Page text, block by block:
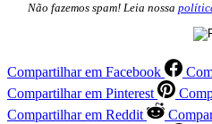
Não fazemos spam! Leia nossa
Compartilhar em Facebook
Compartilhar em Pinterest
Compartilhar em Reddit